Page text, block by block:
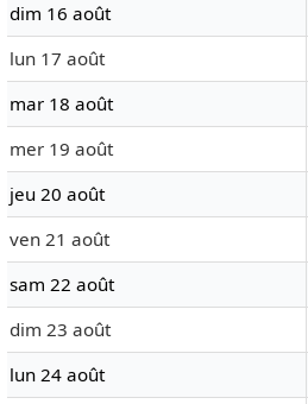
dim 16 août
lun 17 août
mar 18 août
mer 19 août
jeu 20 août
ven 21 août
sam 22 août
dim 23 août
lun 24 août